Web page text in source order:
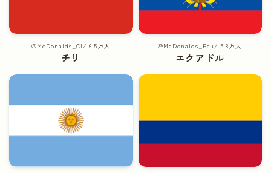
@McDonalds_Cl/ 6.5万人
チリ
@McDonalds_Ecu/ 5.8万人
エクアドル